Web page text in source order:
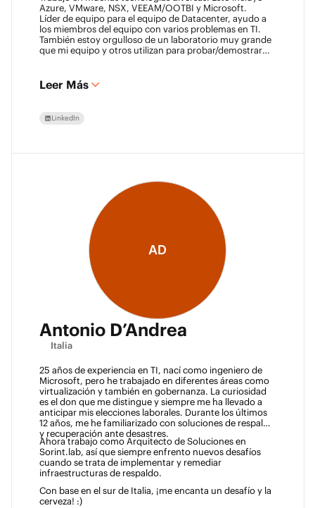
Azure, VMware, NSX, VEEAM/OOTBI y Microsoft.
Líder de equipo para el equipo de Datacenter, ayudo a
los miembros del equipo con varios problemas en TI.
También estoy orgulloso de un laboratorio muy grande
que mi equipo y otros utilizan para probar/demostrar
Leer Más
LinkedIn
AD
Antonio D’Andrea
Italia
25 años de experiencia en TI, nací como ingeniero de
Microsoft, pero he trabajado en diferentes áreas como
virtualización y también en gobernanza. La curiosidad
es el don que me distingue y siempre me ha llevado a
anticipar mis elecciones laborales. Durante los últimos
12 años, me he familiarizado con soluciones de respaldo
y recuperación ante desastres.
Ahora trabajo como Arquitecto de Soluciones en
Sorint.lab, así que siempre enfrento nuevos desafíos
cuando se trata de implementar y remediar
infraestructuras de respaldo.
Con base en el sur de Italia, ¡me encanta un desafío y la
cerveza! :)